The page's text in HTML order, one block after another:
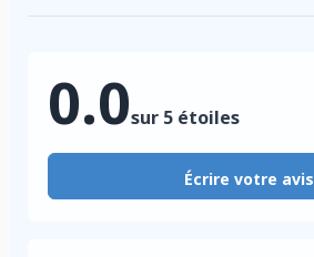
0.0sur 5 étoiles
Écrire votre avis